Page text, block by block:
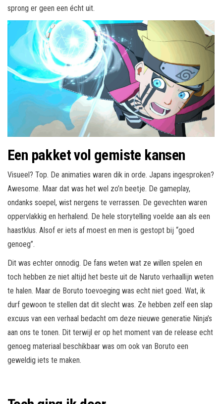
sprong er geen een écht uit.
Een pakket vol gemiste kansen
Visueel? Top. De animaties waren dik in orde. Japans ingesproken?
Awesome. Maar dat was het wel zo’n beetje. De gameplay,
ondanks soepel, wist nergens te verrassen. De gevechten waren
oppervlakkig en herhalend. De hele storytelling voelde aan als een
haastklus. Alsof er iets af moest en men is gestopt bij “goed
genoeg”.
Dit was echter onnodig. De fans weten wat ze willen spelen en
toch hebben ze niet altijd het beste uit de Naruto verhaallijn weten
te halen. Maar de Boruto toevoeging was echt niet goed. Wat, ik
durf gewoon te stellen dat dit slecht was. Ze hebben zelf een slap
excuus van een verhaal bedacht om deze nieuwe generatie Ninja’s
aan ons te tonen. Dit terwijl er op het moment van de release echt
genoeg materiaal beschikbaar was om ook van Boruto een
geweldig iets te maken.